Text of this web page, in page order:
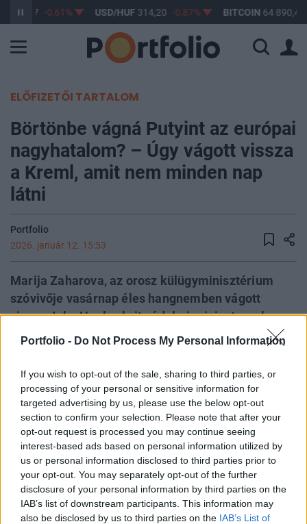
Portfolio - Do Not Process My Personal Information
If you wish to opt-out of the sale, sharing to third parties, or
processing of your personal or sensitive information for
targeted advertising by us, please use the below opt-out
section to confirm your selection. Please note that after your
opt-out request is processed you may continue seeing
interest-based ads based on personal information utilized by
us or personal information disclosed to third parties prior to
your opt-out. You may separately opt-out of the further
disclosure of your personal information by third parties on the
IAB’s list of downstream participants. This information may
also be disclosed by us to third parties on the IAB’s List of
363,17 -0,61% USD/HUF314,20 -0,87% BITCOIN64 890,48
ELŐFIZETŐI TARTALOM
Börtönbe vágná Putyint az európai
nagyhatalom? – Úgy vágott vissza
a Kreml, amit nem minden nap
látni
Portfolio
2026. január 12. 15:53
Marija Zaharova, az orosz külügyminisztérium
szóvivője vasárnap éles hangnemben vágott
vissza John Healey brit védelmi miniszternek,
amiért a politikus korábban kijelentette: ha
elnököt háborús bűnök miatt - írja a Kyiv
Independent.
A szókimondásáról ismert Zaharova egy orosz
tévécsatornának nyilatkozva a brit perverzek nedves
álmának nevezte Healey kijelentését. Healey még január 9-
én, egy több halálos áldozattal járó orosz dróntámadás
kijevi helyszínén adott interjút az ukrán Kyiv
Independentnek. Arra a kérdésre, hogy melyik világvezetőt
rabolná el, ha lehetősége volna rá, Healey azt válaszolta:...